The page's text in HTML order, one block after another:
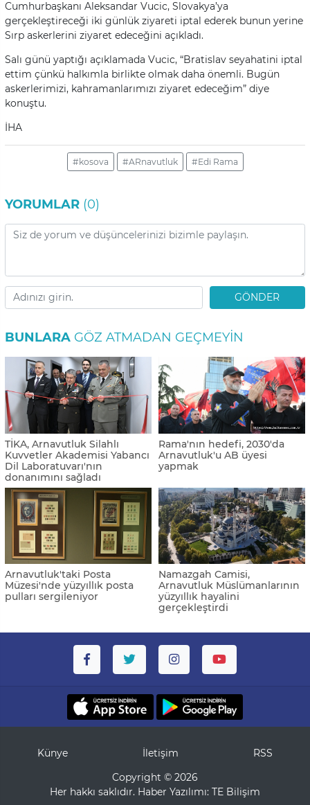
Cumhurbaşkanı Aleksandar Vucic, Slovakya’ya
gerçekleştireceği iki günlük ziyareti iptal ederek bunun yerine
Sırp askerlerini ziyaret edeceğini açıkladı.
Salı günü yaptığı açıklamada Vucic, “Bratislav seyahatini iptal
ettim çünkü halkımla birlikte olmak daha önemli. Bugün
askerlerimizi, kahramanlarımızı ziyaret edeceğim” diye
konuştu.
İHA
#kosova #ARnavutluk #Edi Rama
YORUMLAR (0)
GÖNDER
BUNLARA GÖZ ATMADAN GEÇMEYIN
TİKA, Arnavutluk Silahlı
Kuvvetler Akademisi Yabancı
Dil Laboratuvarı'nın
donanımını sağladı
Rama'nın hedefi, 2030'da
Arnavutluk'u AB üyesi
yapmak
Arnavutluk'taki Posta
Müzesi'nde yüzyıllık posta
pulları sergileniyor
Namazgah Camisi,
Arnavutluk Müslümanlarının
yüzyıllık hayalini
gerçekleştirdi
Künye İletişim
RSS
Copyright © 2026
Her hakkı saklıdır. Haber Yazılımı: TE Bilişim